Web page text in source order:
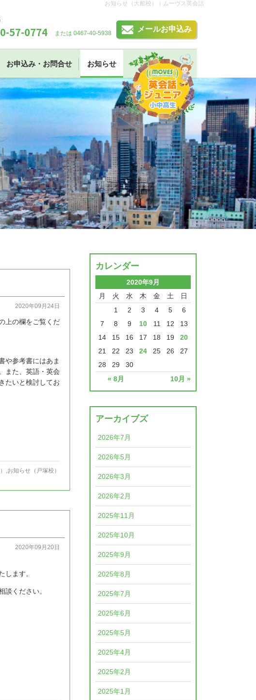
お知らせ（大船校）｜ムーヴス英会話
57-0774 または 0467-40-5938
メールお申込み
お申込み・お問合せ お知らせ
2020年09月24日
上の欄をご覧くだ
や参考書にはあま
また、英語・英会
たいと検討してお
お知らせ（戸塚校）
2020年09月20日
します。
ください。
カレンダー
2020年9月
月
火 水 木 金 土 日
« 8月 10月 »
1 2 3 4 5
6
7
8 9 10 11 12
13
14
15 16 17 18 19
20
21
22 23 24 25 26
27
28
29 30
アーカイブズ
2026年7月
2026年5月
2026年3月
2026年2月
2025年11月
2025年10月
2025年9月
2025年8月
2025年7月
2025年6月
2025年5月
2025年4月
2025年2月
2025年1月